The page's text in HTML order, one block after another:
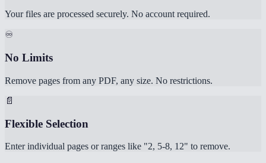
Your files are processed securely. No account required.
♾️
No Limits
Remove pages from any PDF, any size. No restrictions.
📄
Flexible Selection
Enter individual pages or ranges like "2, 5-8, 12" to remove.